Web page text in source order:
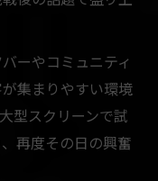
ーやコミュニティ
集まりやすい環境
型スクリーンで試
再度その日の興奮